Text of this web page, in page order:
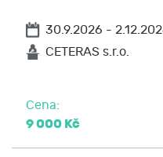
30.9.2026 -
CETERAS s.r.o.
Cena:
9 000 Kč